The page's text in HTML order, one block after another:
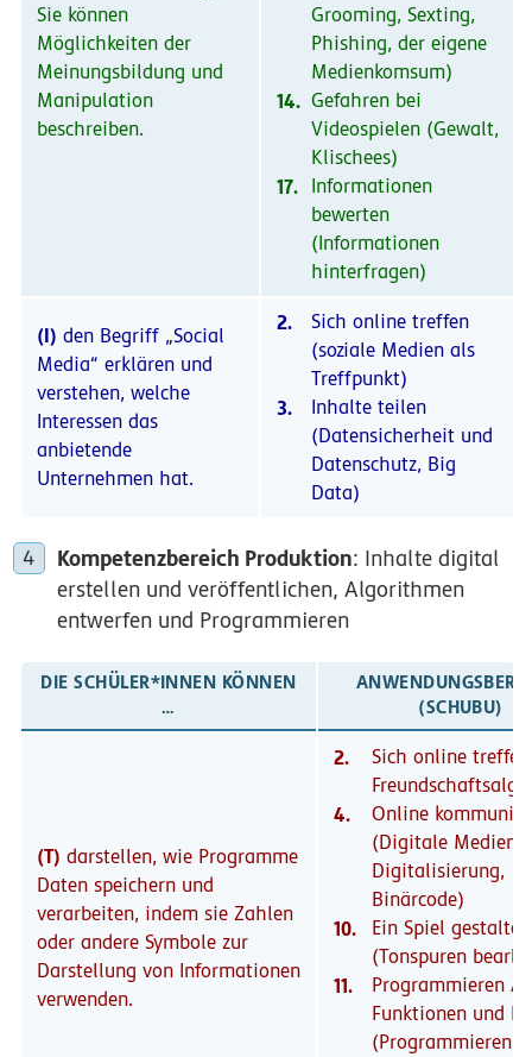
Sie können
Möglichkeiten der
Meinungsbildung und
Manipulation
beschreiben.
Grooming, Sexting,
Phishing, der eigene
Medienkomsum)
14. Gefahren bei
Videospielen (Gewalt,
Klischees)
17.
Informationen
bewerten
(Informationen
hinterfragen)
(I) den Begriff „Social
Media“ erklären und
verstehen, welche
Interessen das
anbietende
Unternehmen hat.
2.
Sich online treffen
(soziale Medien als
Treffpunkt)
3.
Inhalte teilen
(Datensicherheit und
Datenschutz, Big
Data)
Kompetenzbereich Produktion: Inhalte digital
erstellen und veröffentlichen, Algorithmen
entwerfen und Programmieren
DIE SCHÜLER*INNEN KÖNNEN
…
(SCHUBU)
(T) darstellen, wie Programme
Daten speichern und
verarbeiten, indem sie Zahlen
oder andere Symbole zur
Darstellung von Informationen
verwenden.
2.
Sich online
4.
Online
(Digitale Medien,
Digitalisierung,
Binärcode)
10.
Ein Spiel gestalten
(Tonspuren
11.
Programmieren /
Funktionen und
(Programmieren)